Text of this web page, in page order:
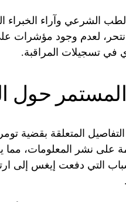
الشرعي وآراء الخبراء
لعدم وجود مؤشرات
في تسجيلات المراقبة.
حول
التفاصيل المتعلقة بقضية
على نشر المعلومات، مما
التي دفعت إيغس إلى